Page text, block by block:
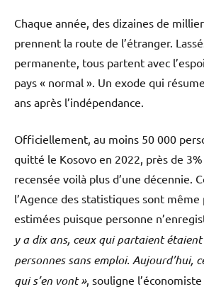
Chaque année, des dizaines de
prennent la route de l’étranger.
permanente, tous partent avec
pays « normal ». Un exode qui
ans après l’indépendance.
Officiellement, au moins 50 000
quitté le Kosovo en 2022, près de
recensée voilà plus d’une décennie.
l’Agence des statistiques sont
estimées puisque personne
y a dix ans, ceux qui partaient
personnes sans emploi. Aujourd’hui,
qui s’en vont », souligne